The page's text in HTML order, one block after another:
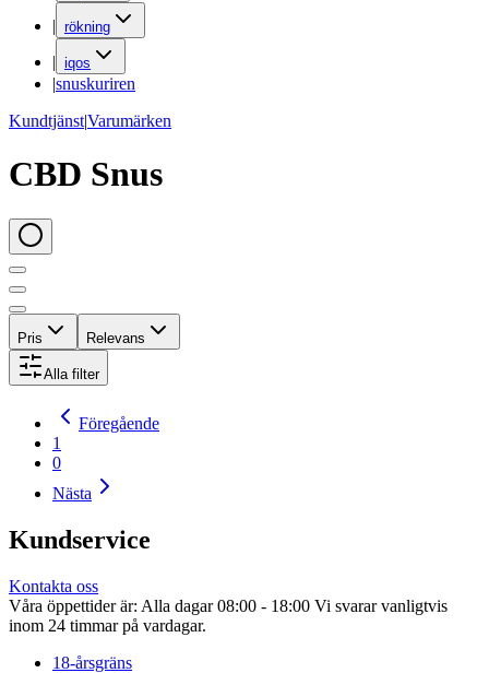
| rökning
| iqos
|snuskuriren
Kundtjänst|Varumärken
CBD Snus
Pris Relevans
Alla filter
Föregående
1
0
Nästa
Kundservice
Kontakta oss
Våra öppettider är: Alla dagar 08:00 - 18:00 Vi svarar vanligtvis
inom 24 timmar på vardagar.
18-årsgräns